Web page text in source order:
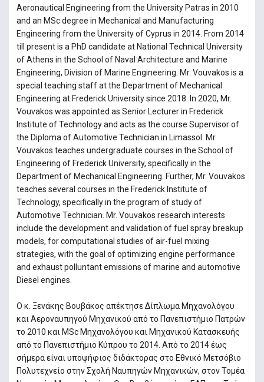
Aeronautical Engineering from the University Patras in 2010
and an MSc degree in Mechanical and Manufacturing
Engineering from the University of Cyprus in 2014. From 2014
till present is a PhD candidate at National Technical University
of Athens in the School of Naval Architecture and Marine
Engineering, Division of Marine Engineering. Mr. Vouvakos is a
special teaching staff at the Department of Mechanical
Engineering at Frederick University since 2018. In 2020, Mr.
Vouvakos was appointed as Senior Lecturer in Frederick
Institute of Technology and acts as the course Supervisor of
the Diploma of Automotive Technician in Limassol. Mr.
Vouvakos teaches undergraduate courses in the School of
Engineering of Frederick University, specifically in the
Department of Mechanical Engineering. Further, Mr. Vouvakos
teaches several courses in the Frederick Institute of
Technology, specifically in the program of study of
Automotive Technician. Mr. Vouvakos research interests
include the development and validation of fuel spray breakup
models, for computational studies of air-fuel mixing
strategies, with the goal of optimizing engine performance
and exhaust polluntant emissions of marine and automotive
Diesel engines.
Ο κ. Ξενάκης Βουβάκος απέκτησε Δίπλωμα Μηχανολόγου
και Αεροναυπηγού Μηχανικού από το Πανεπιστήμιο Πατρών
το 2010 και MSc Μηχανολόγου και Μηχανικού Κατασκευής
από το Πανεπιστήμιο Κύπρου το 2014. Από το 2014 έως
σήμερα είναι υποψήφιος διδάκτορας στο Εθνικό Μετσόβιο
Πολυτεχνείο στην Σχολή Ναυπηγών Μηχανικών, στον Τομέα